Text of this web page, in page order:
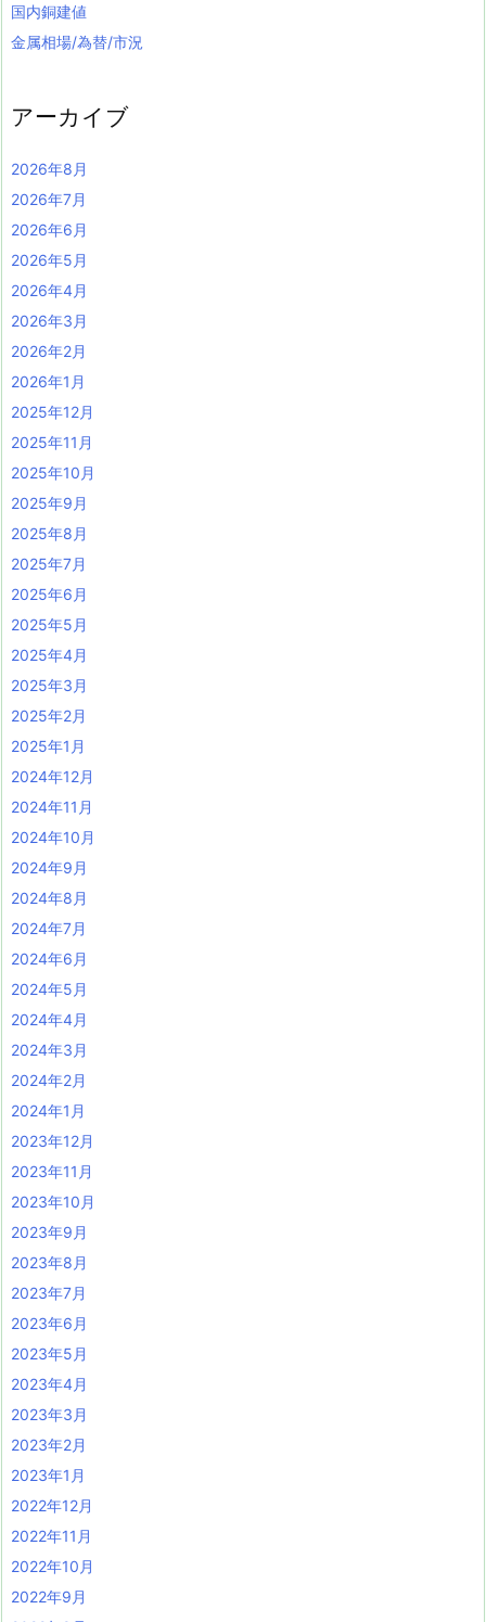
国内銅建値
金属相場/為替/市況
アーカイブ
2026年8月
2026年7月
2026年6月
2026年5月
2026年4月
2026年3月
2026年2月
2026年1月
2025年12月
2025年11月
2025年10月
2025年9月
2025年8月
2025年7月
2025年6月
2025年5月
2025年4月
2025年3月
2025年2月
2025年1月
2024年12月
2024年11月
2024年10月
2024年9月
2024年8月
2024年7月
2024年6月
2024年5月
2024年4月
2024年3月
2024年2月
2024年1月
2023年12月
2023年11月
2023年10月
2023年9月
2023年8月
2023年7月
2023年6月
2023年5月
2023年4月
2023年3月
2023年2月
2023年1月
2022年12月
2022年11月
2022年10月
2022年9月